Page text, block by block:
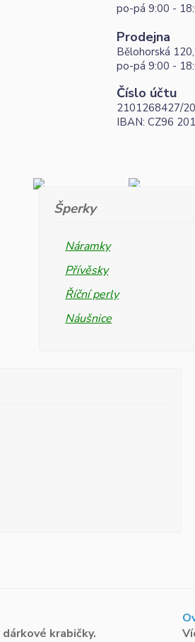
po-pá 9:00 -
Prodejna
Bělohorská
po-pá 9:00 -
Číslo účtu
2101268427/
IBAN: CZ96
Šperky
Náramky
Přívěsky
Říční perly
Náušnice
dárkové krabičky.